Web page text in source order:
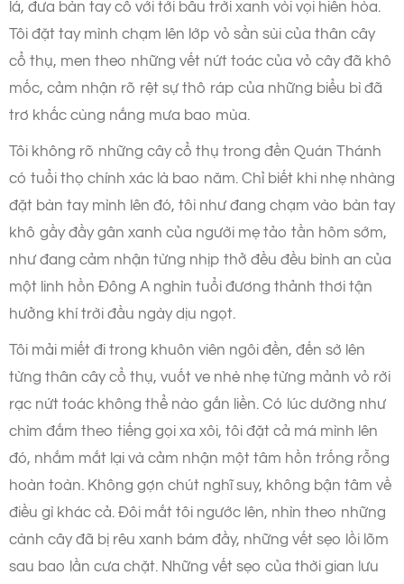
lá, đưa bàn tay cố với tới bầu trời xanh vòi vọi hiền hòa.
Tôi đặt tay mình chạm lên lớp vỏ sần sùi của thân cây
cổ thụ, men theo những vết nứt toác của vỏ cây đã khô
mốc, cảm nhận rõ rệt sự thô ráp của những biểu bì đã
trơ khấc cùng nắng mưa bao mùa.
Tôi không rõ những cây cổ thụ trong đền Quán Thánh
có tuổi thọ chính xác là bao năm. Chỉ biết khi nhẹ nhàng
đặt bàn tay mình lên đó, tôi như đang chạm vào bàn tay
khô gầy đầy gân xanh của người mẹ tảo tần hôm sớm,
như đang cảm nhận từng nhịp thở đều đều bình an của
một linh hồn Đông A nghìn tuổi đương thảnh thơi tận
hưởng khí trời đầu ngày dịu ngọt.
Tôi mải miết đi trong khuôn viên ngôi đền, đến sờ lên
từng thân cây cổ thụ, vuốt ve nhè nhẹ từng mảnh vỏ rời
rạc nứt toác không thể nào gắn liền. Có lúc dường như
chìm đắm theo tiếng gọi xa xôi, tôi đặt cả má mình lên
đó, nhắm mắt lại và cảm nhận một tâm hồn trống rỗng
hoàn toàn. Không gợn chút nghĩ suy, không bận tâm về
điều gì khác cả. Đôi mắt tôi ngước lên, nhìn theo những
cành cây đã bị rêu xanh bám đầy, những vết sẹo lồi lõm
sau bao lần cưa chặt. Những vết sẹo của thời gian lưu